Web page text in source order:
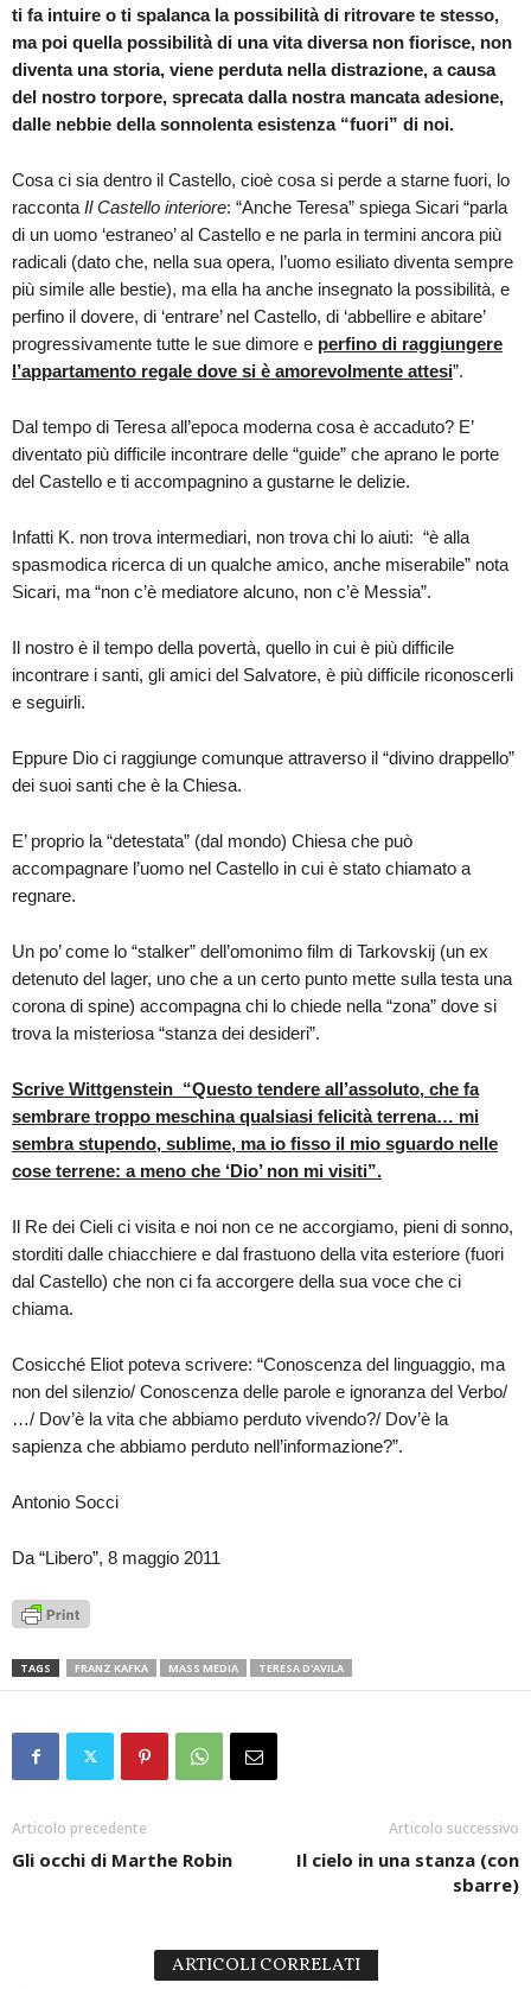
ti fa intuire o ti spalanca la possibilità di ritrovare te stesso,
ma poi quella possibilità di una vita diversa non fiorisce, non
diventa una storia, viene perduta nella distrazione, a causa
del nostro torpore, sprecata dalla nostra mancata adesione,
dalle nebbie della sonnolenta esistenza “fuori” di noi.
Cosa ci sia dentro il Castello, cioè cosa si perde a starne fuori, lo
racconta Il Castello interiore: “Anche Teresa” spiega Sicari “parla
di un uomo ‘estraneo’ al Castello e ne parla in termini ancora più
radicali (dato che, nella sua opera, l’uomo esiliato diventa sempre
più simile alle bestie), ma ella ha anche insegnato la possibilità, e
perfino il dovere, di ‘entrare’ nel Castello, di ‘abbellire e abitare’
progressivamente tutte le sue dimore e perfino di raggiungere
l’appartamento regale dove si è amorevolmente attesi”.
Dal tempo di Teresa all’epoca moderna cosa è accaduto? E’
diventato più difficile incontrare delle “guide” che aprano le porte
del Castello e ti accompagnino a gustarne le delizie.
Infatti K. non trova intermediari, non trova chi lo aiuti: “è alla
spasmodica ricerca di un qualche amico, anche miserabile” nota
Sicari, ma “non c’è mediatore alcuno, non c’è Messia”.
Il nostro è il tempo della povertà, quello in cui è più difficile
incontrare i santi, gli amici del Salvatore, è più difficile riconoscerli
e seguirli.
Eppure Dio ci raggiunge comunque attraverso il “divino drappello”
dei suoi santi che è la Chiesa.
E’ proprio la “detestata” (dal mondo) Chiesa che può
accompagnare l’uomo nel Castello in cui è stato chiamato a
regnare.
Un po’ come lo “stalker” dell’omonimo film di Tarkovskij (un ex
detenuto del lager, uno che a un certo punto mette sulla testa una
corona di spine) accompagna chi lo chiede nella “zona” dove si
trova la misteriosa “stanza dei desideri”.
Scrive Wittgenstein “Questo tendere all’assoluto, che fa
sembrare troppo meschina qualsiasi felicità terrena… mi
sembra stupendo, sublime, ma io fisso il mio sguardo nelle
cose terrene: a meno che ‘Dio’ non mi visiti”.
Il Re dei Cieli ci visita e noi non ce ne accorgiamo, pieni di sonno,
storditi dalle chiacchiere e dal frastuono della vita esteriore (fuori
dal Castello) che non ci fa accorgere della sua voce che ci
chiama.
Cosicché Eliot poteva scrivere: “Conoscenza del linguaggio, ma
non del silenzio/ Conoscenza delle parole e ignoranza del Verbo/
…/ Dov’è la vita che abbiamo perduto vivendo?/ Dov’è la
sapienza che abbiamo perduto nell’informazione?”.
Antonio Socci
Da “Libero”, 8 maggio 2011
TAGS FRANZ KAFKA MASS MEDIA TERESA D'AVILA
Articolo precedente
Gli occhi di Marthe Robin
Articolo successivo
Il cielo in una stanza (con
sbarre)
ARTICOLI CORRELATI